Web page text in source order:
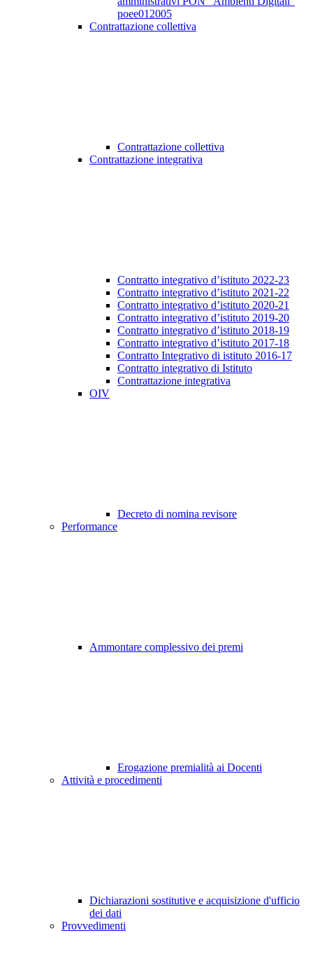
poee012005
Contrattazione collettiva
Contrattazione collettiva
Contrattazione integrativa
Contratto integrativo d’istituto 2022-23
Contratto integrativo d’istituto 2021-22
Contratto integrativo d’istituto 2020-21
Contratto integrativo d’istituto 2019-20
Contratto integrativo d’istituto 2018-19
Contratto integrativo d’istituto 2017-18
Contratto Integrativo di istituto 2016-17
Contratto integrativo di Istituto
Contrattazione integrativa
OIV
Decreto di nomina revisore
Performance
Ammontare complessivo dei premi
Erogazione premialità ai Docenti
Attività e procedimenti
Dichiarazioni sostitutive e acquisizione d'ufficio
dei dati
Provvedimenti